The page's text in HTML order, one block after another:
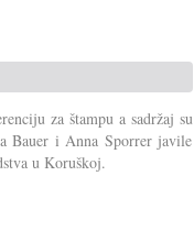
za štampu a sadržaj su
Bauer i Anna Sporrer javile
u Koruškoj.